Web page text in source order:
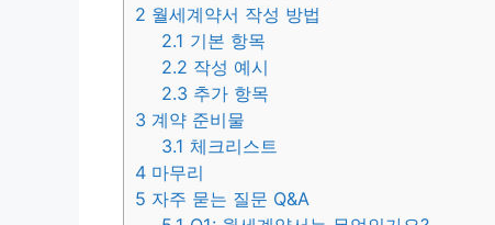
2 월세계약서 작성 방법
2.1 기본 항목
2.2 작성 예시
2.3 추가 항목
3 계약 준비물
3.1 체크리스트
4 마무리
5 자주 묻는 질문 Q&A